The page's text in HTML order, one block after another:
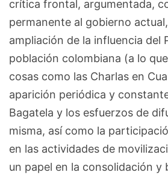
crítica frontal, argumentada,
permanente al gobierno
ampliación de la influencia del
población colombiana (a lo
cosas como las Charlas en
aparición periódica y
Bagatela y los esfuerzos de
misma, así como la
en las actividades de
un papel en la consolidación y